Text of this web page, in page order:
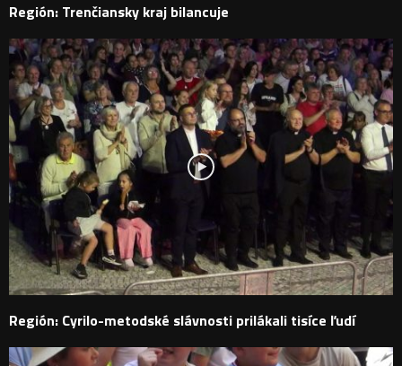
Región: Trenčiansky kraj bilancuje
Región: Cyrilo-metodské slávnosti prilákali tisíce ľudí